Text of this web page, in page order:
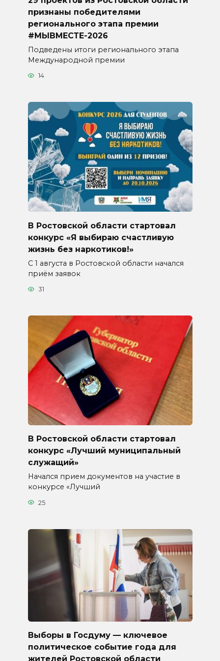
признаны победителями
регионального этапа премии
#МЫВМЕСТЕ-2026
Подведены итоги регионального этапа
Международной премии
14
В Ростовской области стартовал
конкурс «Я выбираю счастливую
жизнь без наркотиков!»
С 1 августа в Ростовской области начался
приём заявок
31
В Ростовской области стартовал
конкурс «Лучший муниципальный
служащий»
Начался прием документов на участие в
конкурсе «Лучший
25
Выборы в Госдуму — ключевое
политическое событие года для
жителей Ростовской области